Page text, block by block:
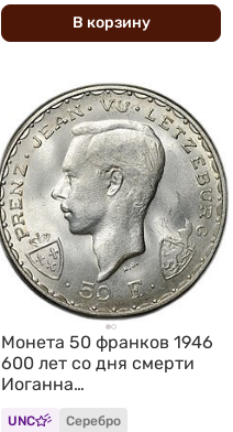
В корзину
Монета 50 франков 1946
600 лет со дня смерти
Иоганна
Люксембургского
Люксембург
UNC Серебро